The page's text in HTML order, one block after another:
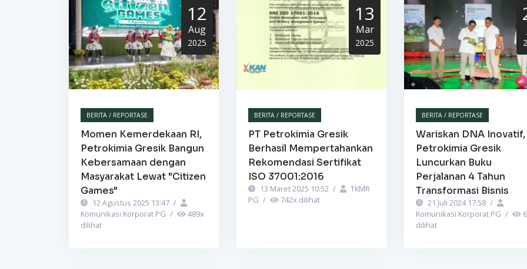
12
Aug
2025
BERITA / REPORTASE
Momen Kemerdekaan RI,
Petrokimia Gresik Bangun
Kebersamaan dengan
Masyarakat Lewat "Citizen
Games"
12 Agustus 2025 13:47 /
Komunikasi Korporat PG / 489x
dilihat
13
Mar
2025
BERITA / REPORTASE
PT Petrokimia Gresik
Berhasil Mempertahankan
Rekomendasi Sertifikat
ISO 37001:2016
13 Maret 2025 10:52 /
TKMR
PG / 742x dilihat
BERITA / REPORTASE
Wariskan DNA Inovatif,
Petrokimia Gresik
Luncurkan Buku
Perjalanan 4 Tahun
Transformasi Bisnis
21 Juli 2024 17:58 /
Komunikasi Korporat PG /
dilihat